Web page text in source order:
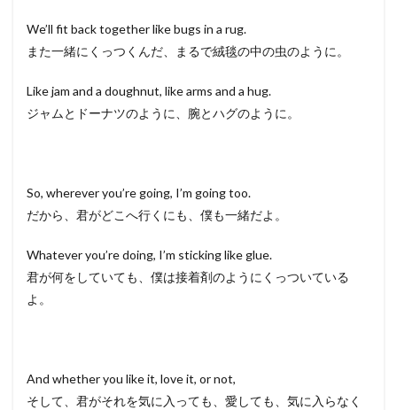
We’ll fit back together like bugs in a rug.
また一緒にくっつくんだ、まるで絨毯の中の虫のように。
Like jam and a doughnut, like arms and a hug.
ジャムとドーナツのように、腕とハグのように。
So, wherever you’re going, I’m going too.
だから、君がどこへ行くにも、僕も一緒だよ。
Whatever you’re doing, I’m sticking like glue.
君が何をしていても、僕は接着剤のようにくっついている
よ。
And whether you like it, love it, or not,
そして、君がそれを気に入っても、愛しても、気に入らなく